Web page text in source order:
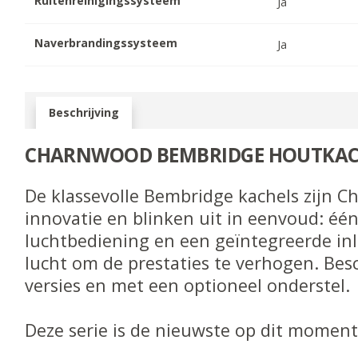
Naverbrandingssysteem Ja
Beschrijving
CHARNWOOD BEMBRIDGE
De klassevolle Bembridge kachels zijn
innovatie en blinken uit in eenvoud:
luchtbediening en een geïntegreerde
lucht om de prestaties te verhogen.
versies en met een optioneel onderstel.
Deze serie is de nieuwste op dit